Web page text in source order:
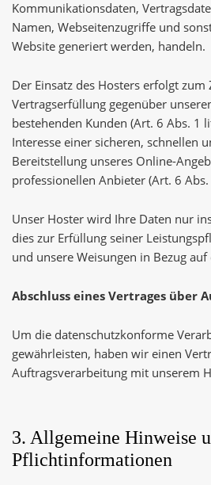
Kommunikationsdaten,
Namen, Webseitenzugriffe und
Website generiert werden, handeln.
Der Einsatz des Hosters erfolgt zum
Vertragserfüllung gegenüber
bestehenden Kunden (Art. 6 Abs. 1
Interesse einer sicheren, schnellen
Bereitstellung unseres Online-
professionellen Anbieter (Art. 6 Abs.
Unser Hoster wird Ihre Daten nur
dies zur Erfüllung seiner
und unsere Weisungen in Bezug
Abschluss eines Vertrages über
Um die datenschutzkonforme
gewährleisten, haben wir einen
Auftragsverarbeitung mit unserem
3. Allgemeine Hinweise
Pflichtinformationen